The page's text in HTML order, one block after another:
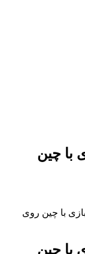
با چین
با چین روی
با چین